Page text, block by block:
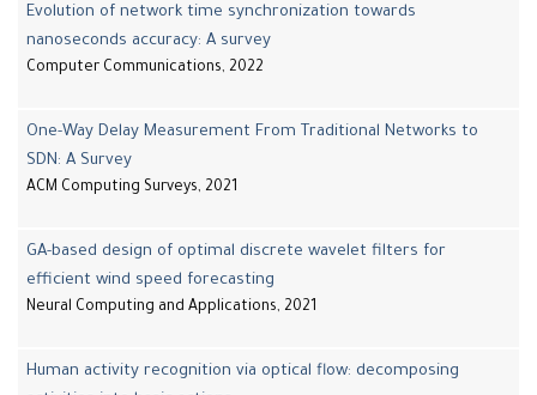
Evolution of network time synchronization towards
nanoseconds accuracy: A survey
Computer Communications, 2022
One-Way Delay Measurement From Traditional Networks to
SDN: A Survey
ACM Computing Surveys, 2021
GA-based design of optimal discrete wavelet filters for
efficient wind speed forecasting
Neural Computing and Applications, 2021
Human activity recognition via optical flow: decomposing